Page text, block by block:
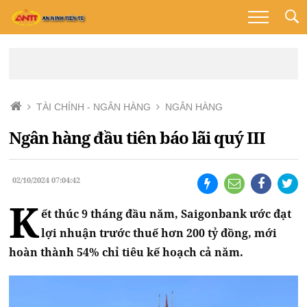
TÀI CHÍNH - NGÂN HÀNG NGÂN HÀNG
Ngân hàng đầu tiên báo lãi quý III
02/10/2024 07:04:42
Kết thúc 9 tháng đầu năm, Saigonbank ước đạt
lợi nhuận trước thuế hơn 200 tỷ đồng, mới
hoàn thành 54% chỉ tiêu kế hoạch cả năm.